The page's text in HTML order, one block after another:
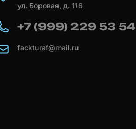
ул. Боровая, д. 116
+7 (999) 229 53 54
fackturaf@mail.ru